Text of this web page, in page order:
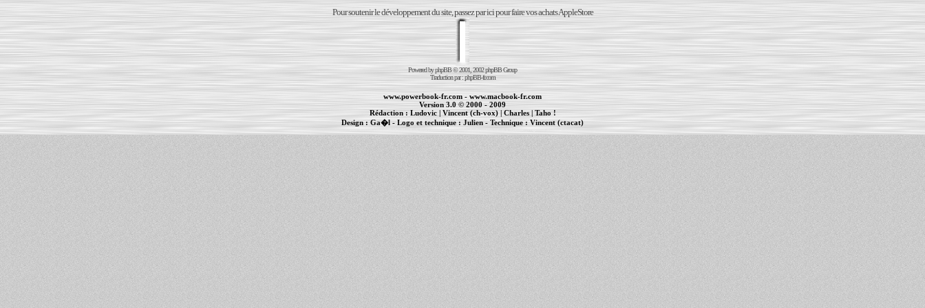
Pour soutenir le développement du site, passez par ici pour faire vos achats AppleStore
Powered byphpBB© 2001, 2002 phpBB Group
Traduction par :phpBB-fr.com
www.powerbook-fr.com - www.macbook-fr.com
Version 3.0 © 2000 - 2009
Rédaction : Ludovic|Vincent (ch-vox)| Charles|Taho !
Design :Ga�l - Logo et technique : Julien - Technique :Vincent (ctacat)
| | cr�ation de sites Internet